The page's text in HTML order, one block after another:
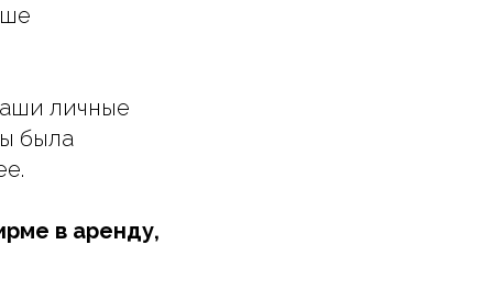
личные
была
в аренду,